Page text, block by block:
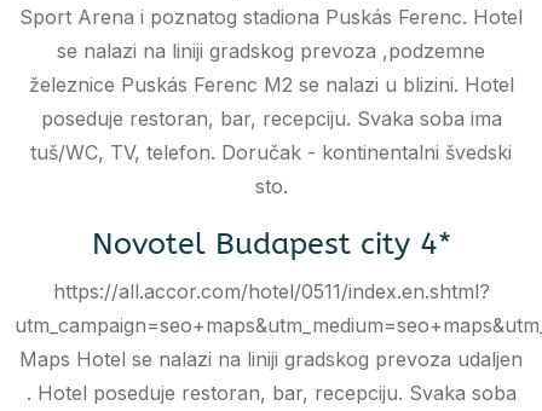
Sport Arena i poznatog stadiona Puskás Ferenc. Hotel
se nalazi na liniji gradskog prevoza ,podzemne
železnice Puskás Ferenc M2 se nalazi u blizini. Hotel
poseduje restoran, bar, recepciju. Svaka soba ima
tuš/WC, TV, telefon. Doručak - kontinentalni švedski
sto.
Novotel Budapest city 4*
https://all.accor.com/hotel/0511/index.en.shtml?
Maps Hotel se nalazi na liniji gradskog prevoza udaljen
. Hotel poseduje restoran, bar, recepciju. Svaka soba